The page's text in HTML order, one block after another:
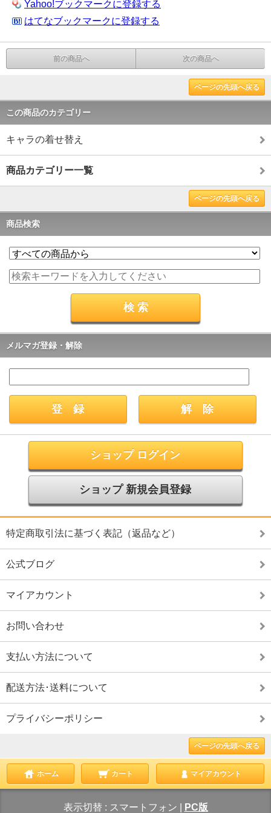
Yahoo!ブックマークに登録する
はてなブックマークに登録する
前の商品へ 次の商品へ
ページの先頭へ戻る
この商品のカテゴリー
キャラの着せ替え
商品カテゴリー一覧
ページの先頭へ戻る
商品検索
メルマガ登録・解除
ショップ ログイン
ショップ 新規会員登録
特定商取引法に基づく表記（返品など）
公式ブログ
マイアカウント
お問い合わせ
支払い方法について
配送方法･送料について
プライバシーポリシー
ページの先頭へ戻る
ホーム カート マイアカウント
表示切替 : スマートフォン PC版